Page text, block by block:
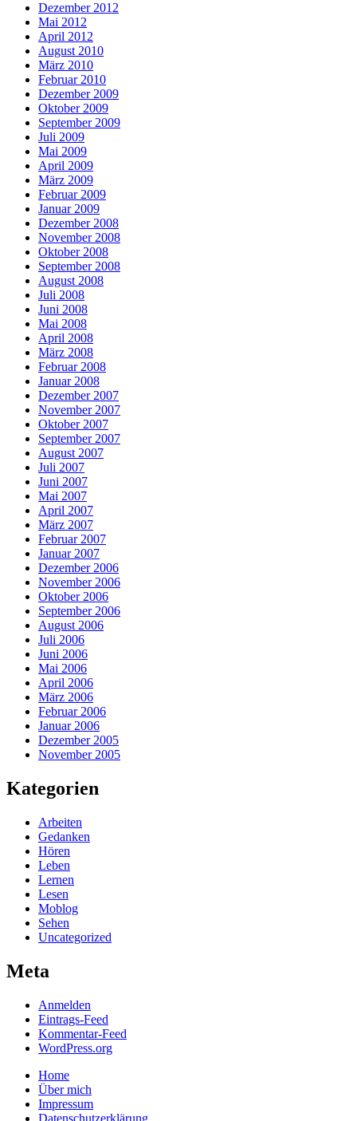
Dezember 2012
Mai 2012
April 2012
August 2010
März 2010
Februar 2010
Dezember 2009
Oktober 2009
September 2009
Juli 2009
Mai 2009
April 2009
März 2009
Februar 2009
Januar 2009
Dezember 2008
November 2008
Oktober 2008
September 2008
August 2008
Juli 2008
Juni 2008
Mai 2008
April 2008
März 2008
Februar 2008
Januar 2008
Dezember 2007
November 2007
Oktober 2007
September 2007
August 2007
Juli 2007
Juni 2007
Mai 2007
April 2007
März 2007
Februar 2007
Januar 2007
Dezember 2006
November 2006
Oktober 2006
September 2006
August 2006
Juli 2006
Juni 2006
Mai 2006
April 2006
März 2006
Februar 2006
Januar 2006
Dezember 2005
November 2005
Kategorien
Arbeiten
Gedanken
Hören
Leben
Lernen
Lesen
Moblog
Sehen
Uncategorized
Meta
Anmelden
Eintrags-Feed
Kommentar-Feed
WordPress.org
Home
Über mich
Impressum
Datenschutzerklärung